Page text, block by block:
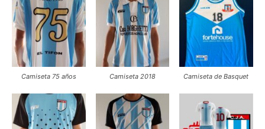
Camiseta 75 años Camiseta 2018 Camiseta de Basquet